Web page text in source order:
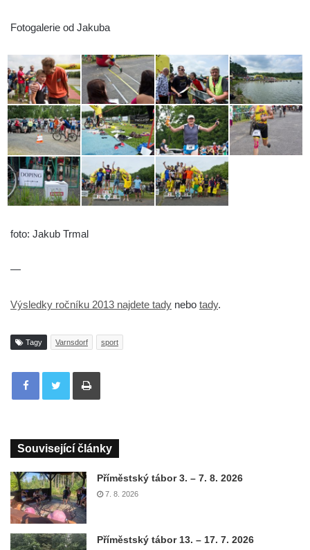
Fotogalerie od Jakuba
foto: Jakub Trmal
—
Výsledky ročníku 2013 najdete tady nebo tady.
Tagy Varnsdorf sport
Tisknout
Související články
Příměstský tábor 3. – 7. 8. 2026
7. 8. 2026
Příměstský tábor 13. – 17. 7. 2026